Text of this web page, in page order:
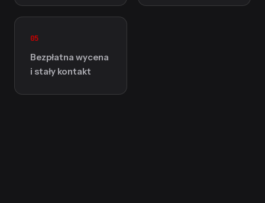
05
Bezpłatna wycena
i stały kontakt